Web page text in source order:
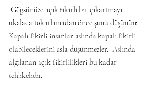
ukalaca tokatlamadan önce şunu düşünün:
Kapalı fikirli insanlar aslında kapalı fikirli
olabileceklerini asla düşünmezler.  Aslında,
algılanan açık fikirlilikleri bu kadar
tehlikelidir.